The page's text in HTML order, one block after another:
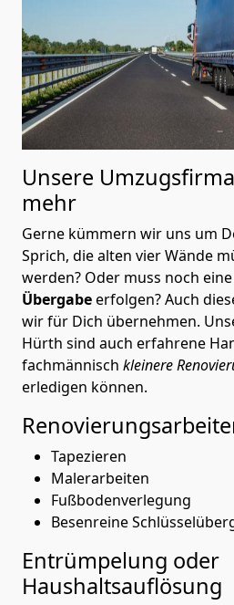
Unsere
mehr
Gerne kümmern wir uns um
Sprich, die alten vier Wände
werden? Oder muss noch eine
Übergabeerfolgen? Auch
wir für Dich übernehmen.
Hürth sind auch erfahrene
fachmännisch kleinere
erledigen können.
Tapezieren
Malerarbeiten
Fußbodenverlegung
Besenreine
Entrümpelung oder
Haushaltsauflösung